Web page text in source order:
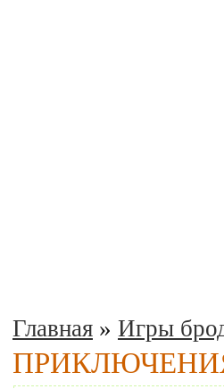
Главная » Игры